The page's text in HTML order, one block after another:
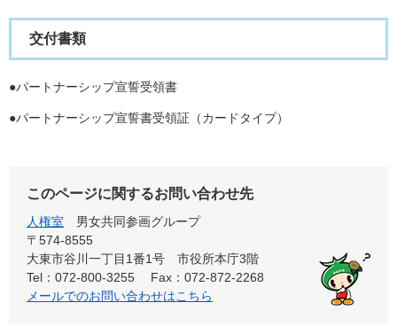
交付書類
●パートナーシップ宣誓受領書
●パートナーシップ宣誓書受領証（カードタイプ）
このページに関するお問い合わせ先
人権室
男女共同参画グループ
〒574-8555
大東市谷川一丁目1番1号 市役所本庁3階
Tel：072-800-3255
Fax：072-872-2268
メールでのお問い合わせはこちら